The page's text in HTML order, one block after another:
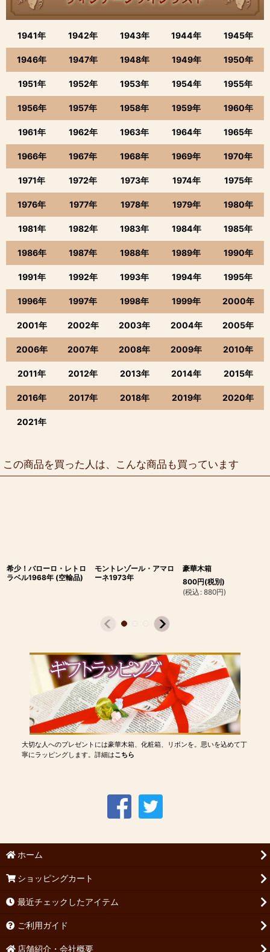
1941年 1942年 1943年 1944年 1945年
1946年 1947年 1948年 1949年 1950年
1951年 1952年 1953年 1954年 1955年
1956年 1957年 1958年 1959年 1960年
1961年 1962年 1963年 1964年 1965年
1966年 1967年 1968年 1969年 1970年
1971年 1972年 1973年 1974年 1975年
1976年 1977年 1978年 1979年 1980年
1981年 1982年 1983年 1984年 1985年
1986年 1987年 1988年 1989年 1990年
1991年 1992年 1993年 1994年 1995年
1996年 1997年 1998年 1999年 2000年
2001年 2002年 2003年 2004年 2005年
2006年 2007年 2008年 2009年 2010年
2011年 2012年 2013年 2014年 2015年
2016年 2017年 2018年 2019年 2020年
2021年
この商品を買った人は、こんな商品も買っています
希少！バローロ・レトロ
ラベル1968年 (空輸品)
モントレゾール・アマロ
ーネ1973年
豪華木箱
800円(税別)
(税込 : 880円)
大切な人へのプレゼントには豪華木箱、化粧箱、リボンを。思いを込めて丁
寧にラッピングします。詳細はこちら
ホーム
ショッピングカート
最近チェックしたアイテム
ご利用ガイド
店舗紹介・会社概要